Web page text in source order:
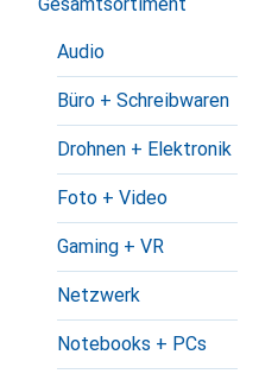
Audio
Büro + Schreibwaren
Drohnen + Elektronik
Foto + Video
Gaming + VR
Netzwerk
Notebooks + PCs